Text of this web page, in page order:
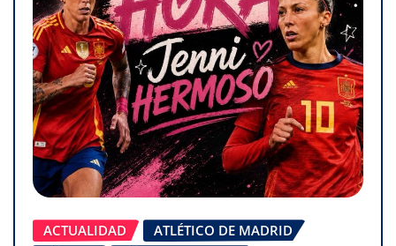
ACTUALIDAD
ATLÉTICO DE MADRID